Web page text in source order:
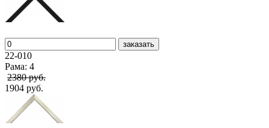
заказать
22-010
Рама: 4
2380 руб.
1904 руб.